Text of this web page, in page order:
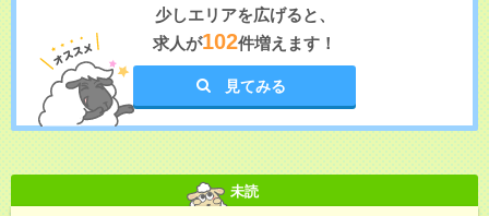
少しエリアを広げると、
求人が102件増えます！
見てみる
未読